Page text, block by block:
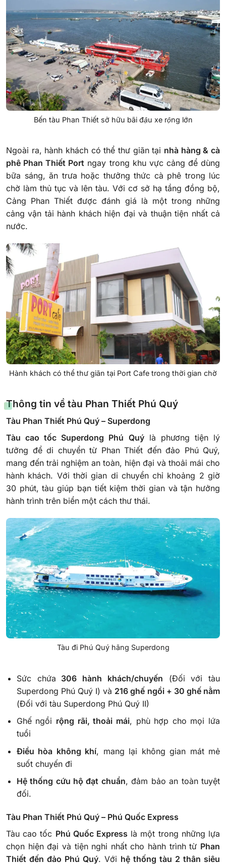
Bến tàu Phan Thiết sở hữu bãi đậu xe rộng lớn
Ngoài ra, hành khách có thể thư giãn tại nhà hàng & cà
phê Phan Thiết Port ngay trong khu vực cảng để dùng
bữa sáng, ăn trưa hoặc thưởng thức cà phê trong lúc
chờ làm thủ tục và lên tàu. Với cơ sở hạ tầng đồng bộ,
Cảng Phan Thiết được đánh giá là một trong những
cảng vận tải hành khách hiện đại và thuận tiện nhất cả
nước.
Hành khách có thể thư giãn tại Port Cafe trong thời gian chờ
Thông tin về tàu Phan Thiết Phú Quý
Tàu Phan Thiết Phú Quý – Superdong
Tàu cao tốc Superdong Phú Quýlà phương tiện lý
tưởng để di chuyển từ Phan Thiết đến đảo Phú Quý,
mang đến trải nghiệm an toàn, hiện đại và thoải mái cho
hành khách. Với thời gian di chuyển chỉ khoảng 2 giờ
30 phút, tàu giúp bạn tiết kiệm thời gian và tận hưởng
hành trình trên biển một cách thư thái.
Tàu đi Phú Quý hãng Superdong
Sức chứa 306 hành khách/chuyến (Đối với tàu
Superdong Phú Quý I) và 216 ghế ngồi + 30 ghế nằm
(Đối với tàu Superdong Phú Quý II)
Ghế ngồi rộng rãi, thoải mái, phù hợp cho mọi lứa
tuổi
Điều hòa không khí, mang lại không gian mát mẻ
suốt chuyến đi
Hệ thống cứu hộ đạt chuẩn, đảm bảo an toàn tuyệt
đối.
Tàu Phan Thiết Phú Quý – Phú Quốc Express
Tàu cao tốc Phú Quốc Express là một trong những lựa
chọn hiện đại và tiện nghi nhất cho hành trình từ Phan
Thiết đến đảo Phú Quý. Với hệ thống tàu 2 thân siêu